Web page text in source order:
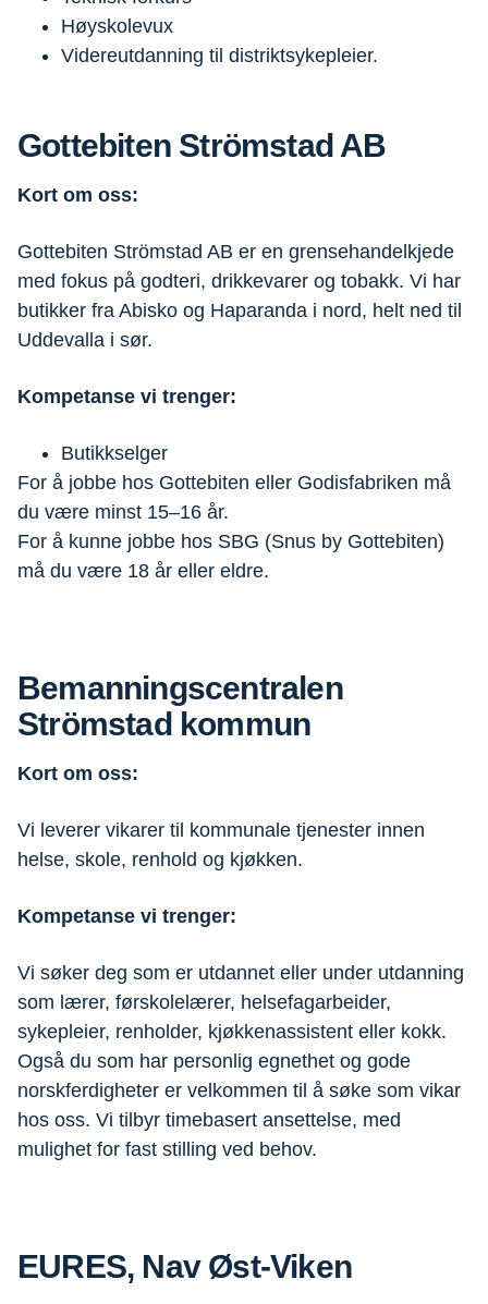
Høyskolevux
Videreutdanning til distriktsykepleier.
Gottebiten Strömstad AB
Kort om oss:
Gottebiten Strömstad AB er en grensehandelkjede
med fokus på godteri, drikkevarer og tobakk. Vi har
butikker fra Abisko og Haparanda i nord, helt ned til
Uddevalla i sør.
Kompetanse vi trenger:
Butikkselger
For å jobbe hos Gottebiten eller Godisfabriken må
du være minst 15–16 år.
For å kunne jobbe hos SBG (Snus by Gottebiten)
må du være 18 år eller eldre.
Bemanningscentralen
Strömstad kommun
Kort om oss:
Vi leverer vikarer til kommunale tjenester innen
helse, skole, renhold og kjøkken.
Kompetanse vi trenger:
Vi søker deg som er utdannet eller under utdanning
som lærer, førskolelærer, helsefagarbeider,
sykepleier, renholder, kjøkkenassistent eller kokk.
Også du som har personlig egnethet og gode
norskferdigheter er velkommen til å søke som vikar
hos oss. Vi tilbyr timebasert ansettelse, med
mulighet for fast stilling ved behov.
EURES, Nav Øst-Viken